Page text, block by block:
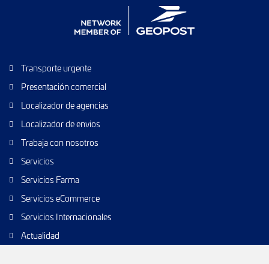
Transporte urgente
Presentación comercial
Localizador de agencias
Localizador de envios
Trabaja con nosotros
Servicios
Servicios Farma
Servicios eCommerce
Servicios Internacionales
Actualidad